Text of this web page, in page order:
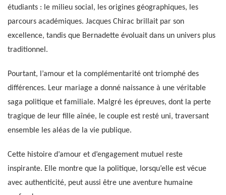
étudiants : le milieu social, les origines géographiques, les
parcours académiques. Jacques Chirac brillait par son
excellence, tandis que Bernadette évoluait dans un univers plus
traditionnel.
Pourtant, l’amour et la complémentarité ont triomphé des
différences. Leur mariage a donné naissance à une véritable
saga politique et familiale. Malgré les épreuves, dont la perte
tragique de leur fille aînée, le couple est resté uni, traversant
ensemble les aléas de la vie publique.
Cette histoire d’amour et d’engagement mutuel reste
inspirante. Elle montre que la politique, lorsqu’elle est vécue
avec authenticité, peut aussi être une aventure humaine